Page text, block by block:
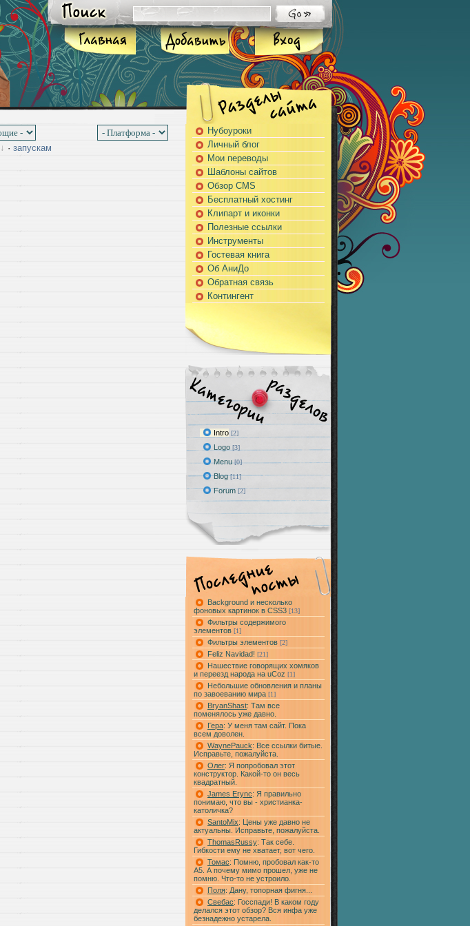
· запускам
Нубоуроки
Личный блог
Мои переводы
Шаблоны сайтов
Обзор CMS
Бесплатный хостинг
Клипарт и иконки
Полезные ссылки
Инструменты
Гостевая книга
Об АниДо
Обратная связь
Контингент
Intro [2]
Logo [3]
Menu [0]
Blog [11]
Forum [2]
Background и несколько
фоновых картинок в CSS3 [13]
Фильтры содержимого
элементов [1]
Фильтры элементов [2]
Feliz Navidad! [21]
Нашествие говорящих хомяков
и переезд народа на uCoz [1]
Небольшие обновления и планы
по завоеванию мира [1]
BryanShast: Там все
поменялось уже давно.
Гера: У меня там сайт. Пока
всем доволен.
WaynePauck: Все ссылки битые.
Исправьте, пожалуйста.
Олег: Я попробовал этот
конструктор. Какой-то он весь
квадратный.
James Erync: Я правильно
понимаю, что вы - христианка-
католичка?
SantoMix: Цены уже давно не
актуальны. Исправьте, пожалуйста.
ThomasRussy: Так себе.
Гибкости ему не хватает, вот чего.
Томас: Помню, пробовал как-то
А5. А почему мимо прошел, уже не
помню. Что-то не устроило.
Поля: Дану, топорная фигня...
Свебас: Госспади! В каком году
делался этот обзор? Вся инфа уже
безнадежно устарела.